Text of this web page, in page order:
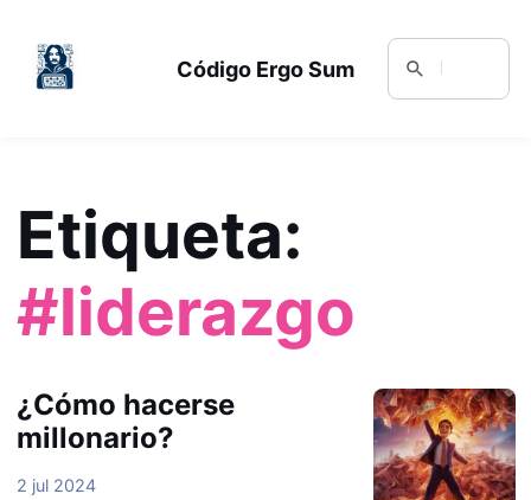
Código Ergo Sum
Etiqueta:
#liderazgo
¿Cómo hacerse
millonario?
2 jul 2024